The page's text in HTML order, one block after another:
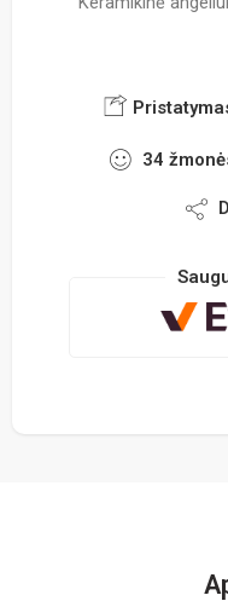
34